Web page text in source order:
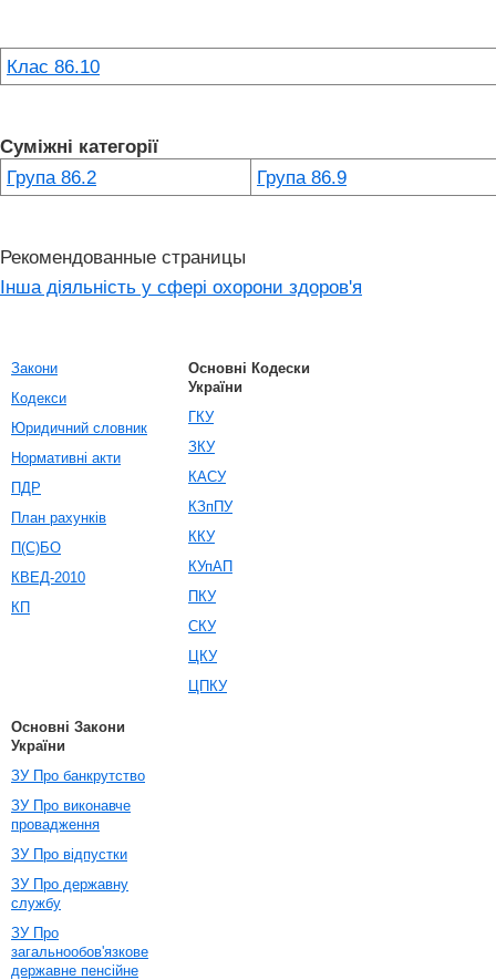
Клас 86.10
Суміжні категорії
Група 86.2
Група 86.9
Рекомендованные страницы
Інша діяльність у сфері охорони здоров'я
Закони
Кодекси
Юридичний словник
Нормативні акти
ПДР
План рахунків
П(С)БО
КВЕД-2010
КП
Основні Кодески
України
ГКУ
ЗКУ
КАСУ
КЗпПУ
ККУ
КУпАП
ПКУ
СКУ
ЦКУ
ЦПКУ
Основні Закони
України
ЗУ Про банкрутство
ЗУ Про виконавче
провадження
ЗУ Про відпустки
ЗУ Про державну
службу
ЗУ Про
загальнообов'язкове
державне пенсійне